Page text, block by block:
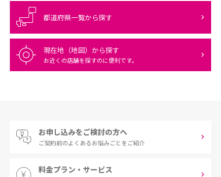
都道府県一覧から探す
現在地（地図）から探す
お近くの店舗を探すのに便利です。
お申し込みをご検討の方へ
ご契約前のよくあるお悩みごとをご紹介
料金プラン・サービス